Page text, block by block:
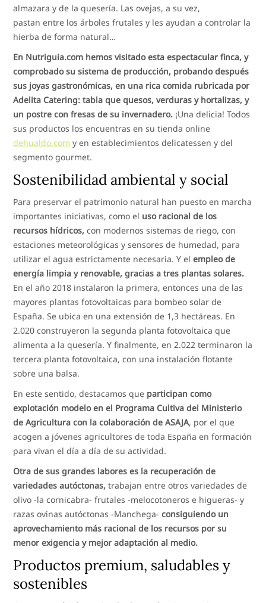
almazara y de la quesería. Las ovejas, a su vez,
pastan entre los árboles frutales y les ayudan a controlar la
hierba de forma natural…
En Nutriguia.com hemos visitado esta espectacular finca, y
comprobado su sistema de producción, probando después
sus joyas gastronómicas, en una rica comida rubricada por
Adelita Catering: tabla que quesos, verduras y hortalizas, y
un postre con fresas de su invernadero. ¡Una delicia! Todos
sus productos los encuentras en su tienda online
dehualdo.com y en establecimientos delicatessen y del
segmento gourmet.
Sostenibilidad ambiental y social
Para preservar el patrimonio natural han puesto en marcha
importantes iniciativas, como el uso racional de los
recursos hídricos, con modernos sistemas de riego, con
estaciones meteorológicas y sensores de humedad, para
utilizar el agua estrictamente necesaria. Y elempleo de
energía limpia y renovable, gracias a tres plantas solares.
En el año 2018 instalaron la primera, entonces una de las
mayores plantas fotovoltaicas para bombeo solar de
España. Se ubica en una extensión de 1,3 hectáreas. En
2.020 construyeron la segunda planta fotovoltaica que
alimenta a la quesería. Y finalmente, en 2.022 terminaron la
tercera planta fotovoltaica, con una instalación flotante
sobre una balsa.
En este sentido, destacamos que participan como
explotación modelo en el Programa Cultiva del Ministerio
de Agricultura con la colaboración de ASAJA, por el que
acogen a jóvenes agricultores de toda España en formación
para vivan el día a día de su actividad.
Otra de sus grandes labores es la recuperación de
variedades autóctonas,trabajan entre otros variedades de
olivo -la cornicabra- frutales -melocotoneros e higueras- y
razas ovinas autóctonas -Manchega-consiguiendo un
aprovechamiento más racional de los recursos por su
menor exigencia y mejor adaptación al medio.
Productos premium, saludables y
sostenibles